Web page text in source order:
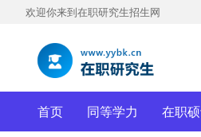
欢迎你来到在职研究生招生网
首页 同等学力 在职